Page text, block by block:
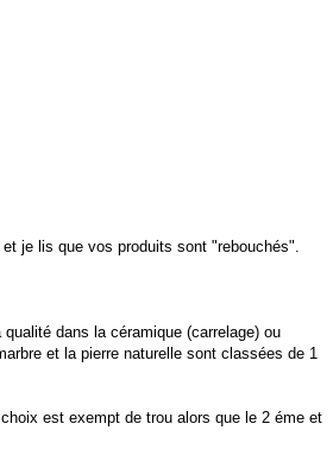
je lis que vos produits sont "rebouchés".
dans la céramique (carrelage) ou
et la pierre naturelle sont classées de 1
est exempt de trou alors que le 2 éme et